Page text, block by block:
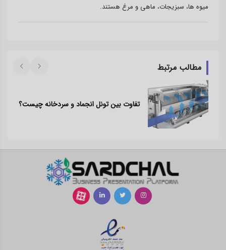
میوه ها، سبزیجات، ماهی و مرغ هستند.
مطالب مرتبط
تفاوت بین تونل انجماد و سردخانه چیست؟